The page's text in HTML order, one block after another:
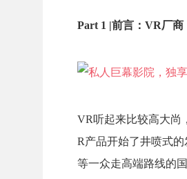
Part 1 |前言：VR厂商
VR听起来比较高大尚
R产品开始了井喷式
等一众走高端路线的